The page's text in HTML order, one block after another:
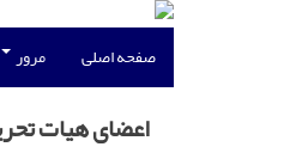
صفحه اصلی مرور
اعضای هیات